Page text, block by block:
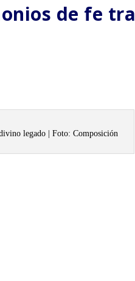
de fe
legado | Foto: Composición